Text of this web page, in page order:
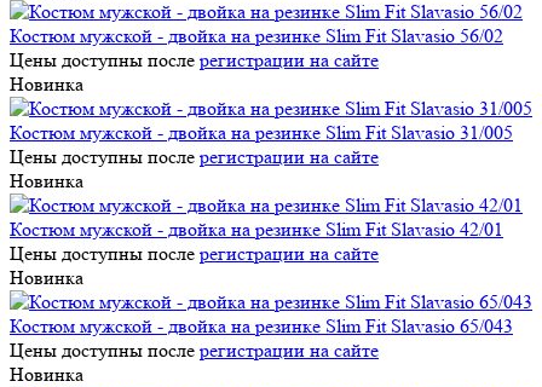
Костюм мужской - двойка на резинке Slim Fit Slavasio 56/02
Цены доступны после регистрации на сайте
Новинка
Костюм мужской - двойка на резинке Slim Fit Slavasio 31/005
Цены доступны после регистрации на сайте
Новинка
Костюм мужской - двойка на резинке Slim Fit Slavasio 42/01
Цены доступны после регистрации на сайте
Новинка
Костюм мужской - двойка на резинке Slim Fit Slavasio 65/043
Цены доступны после регистрации на сайте
Новинка